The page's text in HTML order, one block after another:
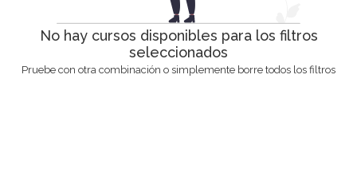
No hay cursos disponibles para los filtros
seleccionados
Pruebe con otra combinación o simplemente borre todos los filtros